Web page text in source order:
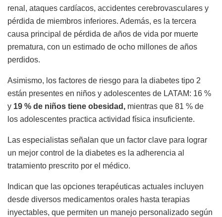
renal, ataques cardíacos, accidentes cerebrovasculares y
pérdida de miembros inferiores. Además, es la tercera
causa principal de pérdida de años de vida por muerte
prematura, con un estimado de ocho millones de años
perdidos.
Asimismo, los factores de riesgo para la diabetes tipo 2
están presentes en niños y adolescentes de LATAM: 16 %
y 19 % de niños tiene obesidad, mientras que 81 % de
los adolescentes practica actividad física insuficiente.
Las especialistas señalan que un factor clave para lograr
un mejor control de la diabetes es la adherencia al
tratamiento prescrito por el médico.
Indican que las opciones terapéuticas actuales incluyen
desde diversos medicamentos orales hasta terapias
inyectables, que permiten un manejo personalizado según